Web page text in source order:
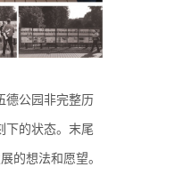
德公园非完整历
下的状态。末尾
的想法和愿望。